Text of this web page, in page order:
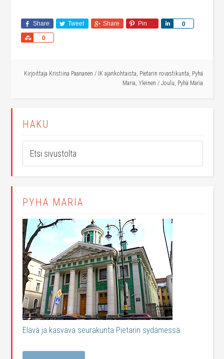
Share Tweet Share Pin 0
Share
0
Share
Kirjoittaja Kristiina Paananen / IK ajankohtaista, Pietarin rovastikunta, Pyhä
Maria, Yleinen / Joulu, Pyhä Maria
HAKU
PYHÄ MARIA
Elävä ja kasvava seurakunta Pietarin sydämessä.